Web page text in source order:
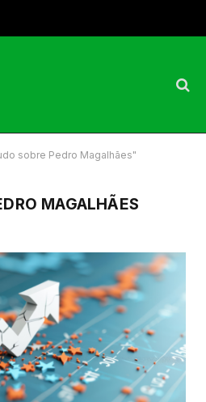
sobre Pedro Magalhães"
MAGALHÃES